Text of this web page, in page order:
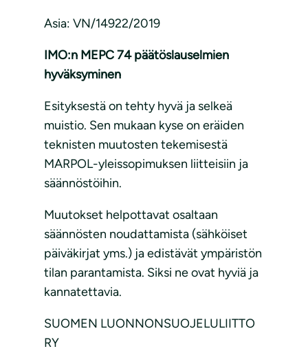
Asia: VN/14922/2019
IMO:n MEPC 74 päätöslauselmien
hyväksyminen
Esityksestä on tehty hyvä ja selkeä
muistio. Sen mukaan kyse on eräiden
teknisten muutosten tekemisestä
MARPOL-yleissopimuksen liitteisiin ja
säännöstöihin.
Muutokset helpottavat osaltaan
säännösten noudattamista (sähköiset
päiväkirjat yms.) ja edistävät ympäristön
tilan parantamista. Siksi ne ovat hyviä ja
kannatettavia.
SUOMEN LUONNONSUOJELULIITTO
RY